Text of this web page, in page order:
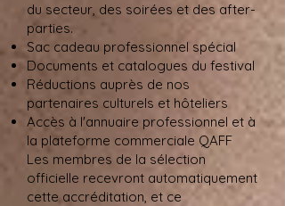
du secteur, des soirées et des after-
parties.
Sac cadeau professionnel spécial
Documents et catalogues du festival
Réductions auprès de nos
partenaires culturels et hôteliers
Accès à l'annuaire professionnel et à
la plateforme commerciale QAFF
Les membres de la sélection
officielle recevront automatiquement
cette accréditation, et ce